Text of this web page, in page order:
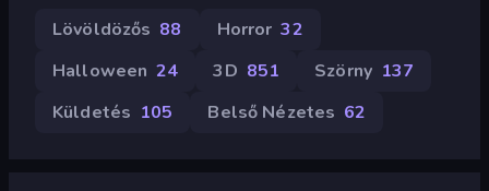
Lövöldözős 88 Horror 32
Halloween 24 3D 851 Szörny 137
Küldetés 105 Belső Nézetes 62